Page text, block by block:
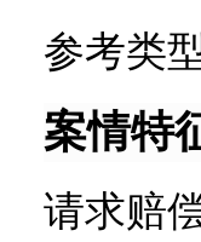
参考类
案情特
请求赔